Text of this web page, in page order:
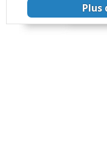
Plus